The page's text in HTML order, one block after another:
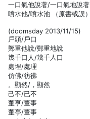
一口氣他說著/一口氣地說著
噴水他/噴水池 （原書或誤）
(doomsday 2013/11/15)
戶頭/戶口
鄭重他說/鄭重地說
幾千口人/幾千人口
處埋/處理
仿佛/彷彿
。顯然/，顯然
己不/已不
董亨/董事
董亭/董事